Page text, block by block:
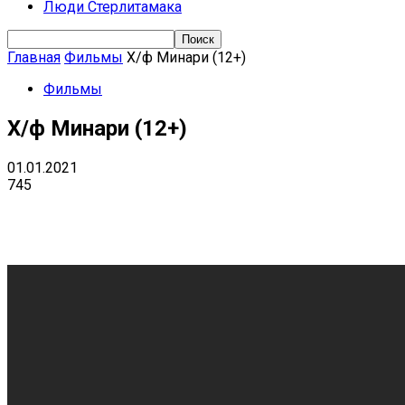
Люди Стерлитамака
Главная Фильмы Х/ф Минари (12+)
Фильмы
Х/ф Минари (12+)
01.01.2021
745